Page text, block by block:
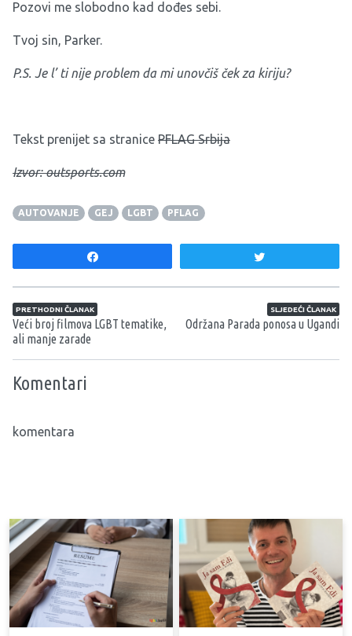
Pozovi me slobodno kad dođes sebi.
Tvoj sin, Parker.
P.S. Je l’ ti nije problem da mi unovčiš ček za kiriju?
Tekst prenijet sa stranice PFLAG Srbija
Izvor: outsports.com
AUTOVANJE GEJ LGBT PFLAG
Navigacija članaka
PRETHODNI ČLANAK
Veći broj filmova LGBT tematike,
ali manje zarade
SLJEDEĆI ČLANAK
Održana Parada ponosa u Ugandi
Komentari
komentara